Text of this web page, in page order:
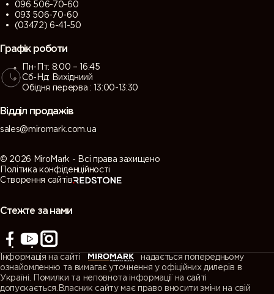
096 506-70-60
093 506-70-60
(03472) 6-41-50
Графік роботи
Пн-Пт: 8:00 – 16:45
Сб-Нд: Вихідниий
Обідня перерва : 13:00-13:30
Відділ продажів
sales@miromark.com.ua
© 2026 MiroMark - Всі права захищено
Політика конфіденційності
Створення сайтів
Стежте за нами
Інформація на сайті
надається попередньому
ознайомленню та вимагає уточнення у офіційних дилерів в
Україні. Помилки та неповнота інформації на сайті
допускається.Власник сайту має право вносити зміни на свій